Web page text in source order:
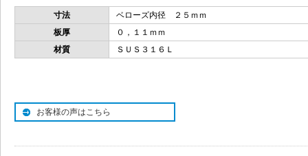
寸法
ベローズ内径 ２５ｍｍ
板厚
０，１１ｍｍ
材質
ＳＵＳ３１６Ｌ
お客様の声はこちら